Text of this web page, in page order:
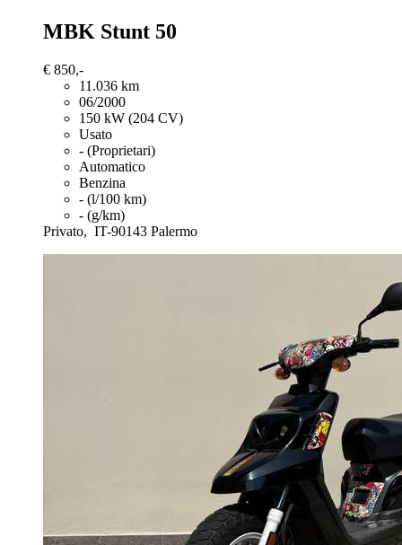
MBK Stunt 50
€ 850,-
11.036 km
06/2000
150 kW (204 CV)
Usato
- (Proprietari)
Automatico
Benzina
- (l/100 km)
- (g/km)
Privato, IT-90143 Palermo